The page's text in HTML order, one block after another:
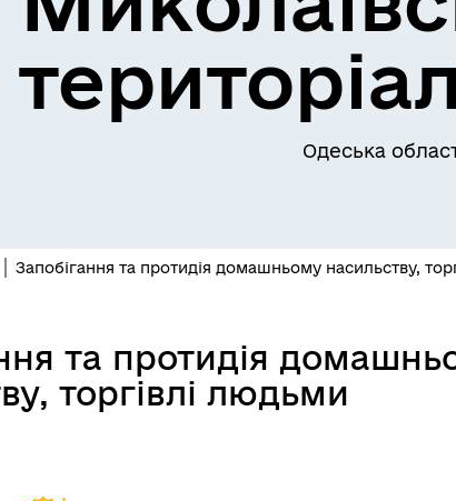
Одеська
Запобігання та протидія домашньому насильству,
та протидія
торгівлі людьми